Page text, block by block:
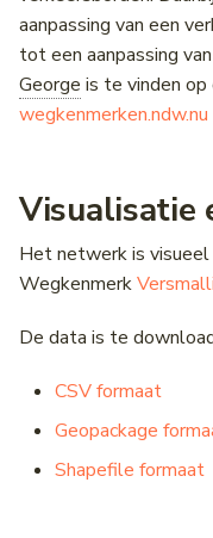
aanpassing van een
tot een aanpassing
George is te vinden
wegkenmerken.ndw.nu
Visualisatie
Het netwerk is visueel
Wegkenmerk
De data is te
CSV formaat
Geopackage
Shapefile formaat